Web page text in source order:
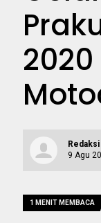
9 Agu
1 MENIT MEMBACA